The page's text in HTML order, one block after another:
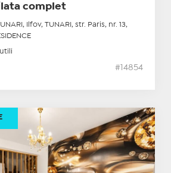
complet
Ilfov, TUNARI, str. Paris, nr. 13,
#14854